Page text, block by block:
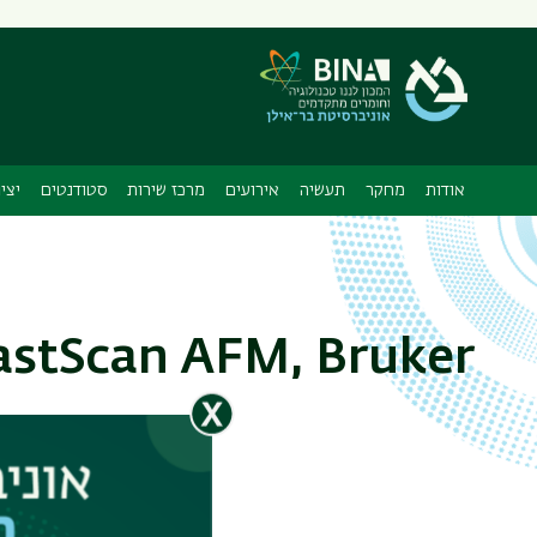
תפריט
משני
אודות מחקר תעשיה אירועים מרכז שירות סטודנטים
AFM, Bruker
μm